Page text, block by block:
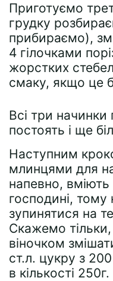
Приготуємо
грудку
прибираємо),
4 гілочками
жорстких
смаку, якщо це
Всі три начинки
постоять і ще
Наступним
млинцями для
напевно,
господині,
зупинятися на
Скажемо
віночком
ст.л. цукру з
в кількості 250г.